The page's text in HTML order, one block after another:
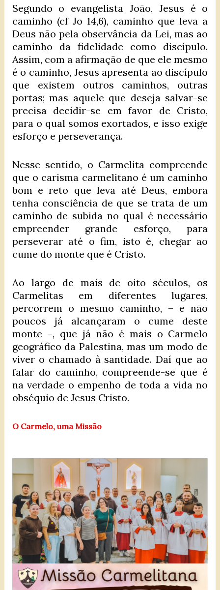
Segundo o evangelista João, Jesus é o
caminho (cf Jo 14,6), caminho que leva a
Deus não pela observância da Lei, mas ao
caminho da fidelidade como discípulo.
Assim, com a afirmação de que ele mesmo
é o caminho, Jesus apresenta ao discípulo
que existem outros caminhos, outras
portas; mas aquele que deseja salvar-se
precisa decidir-se em favor de Cristo,
para o qual somos exortados, e isso exige
esforço e perseverança.
Nesse sentido, o Carmelita compreende
que o carisma carmelitano é um caminho
bom e reto que leva até Deus, embora
tenha consciência de que se trata de um
caminho de subida no qual é necessário
empreender grande esforço, para
perseverar até o fim, isto é, chegar ao
cume do monte que é Cristo.
Ao largo de mais de oito séculos, os
Carmelitas em diferentes lugares,
percorrem o mesmo caminho, – e não
poucos já alcançaram o cume deste
monte –, que já não é mais o Carmelo
geográfico da Palestina, mas um modo de
viver o chamado à santidade. Daí que ao
falar do caminho, compreende-se que é
na verdade o empenho de toda a vida no
obséquio de Jesus Cristo.
O Carmelo, uma Missão